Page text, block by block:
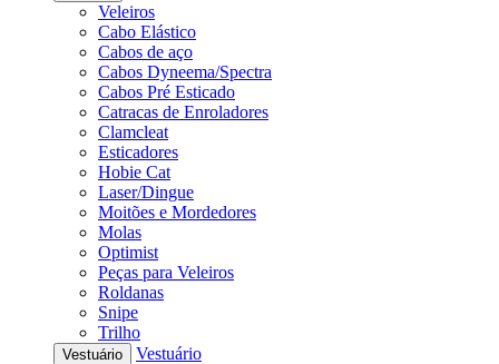
Veleiros
Cabo Elástico
Cabos de aço
Cabos Dyneema/Spectra
Cabos Pré Esticado
Catracas de Enroladores
Clamcleat
Esticadores
Hobie Cat
Laser/Dingue
Moitões e Mordedores
Molas
Optimist
Peças para Veleiros
Roldanas
Snipe
Trilho
Vestuário
Vestuário